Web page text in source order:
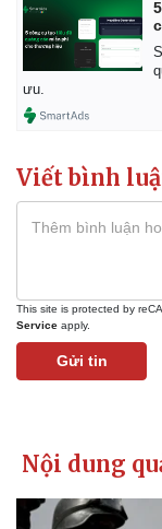
ưu.
Viết bình
This site is protected by
Service apply.
Gửi tin